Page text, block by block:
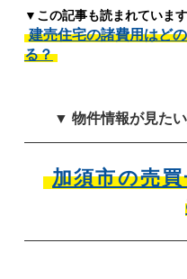
▼この記事も読まれています
建売住宅の諸費用はど
る？
▼ 物件情報が見た
加須市の売